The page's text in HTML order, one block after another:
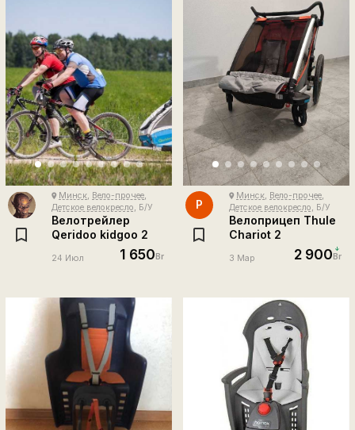
place Минск, Вело-прочее,
Детское велокресло, Б/У
Велотрейлер
Qeridoo kidgoo 2
24 Июл 1 650 Br
Р
place Минск, Вело-прочее,
Детское велокресло, Б/У
Велоприцеп Thule
Chariot 2
3 Мар 2 900 Br